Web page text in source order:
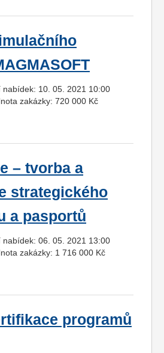
10. 05. 2021 10:00
zakázky: 720 000 Kč
– tvorba a
strategického
a pasportů
06. 05. 2021 13:00
zakázky: 1 716 000 Kč
programů